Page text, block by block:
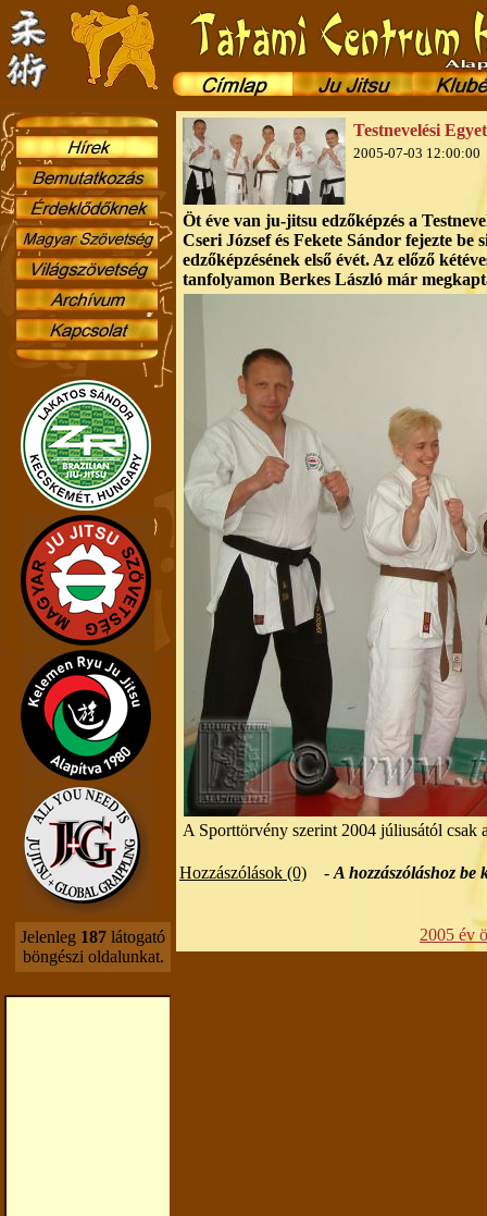
Jelenleg 187 látogató
böngészi oldalunkat.
Testnevelési
2005-07-03 12:00:00
Öt éve van ju-jitsu edzőképzés a
Cseri József és Fekete Sándor fejezte be
edzőképzésének első évét. Az előző
tanfolyamon Berkes László már
A Sporttörvény szerint 2004 júliusától csak
Hozzászólások (0) - A hozzászóláshoz be
2005 év